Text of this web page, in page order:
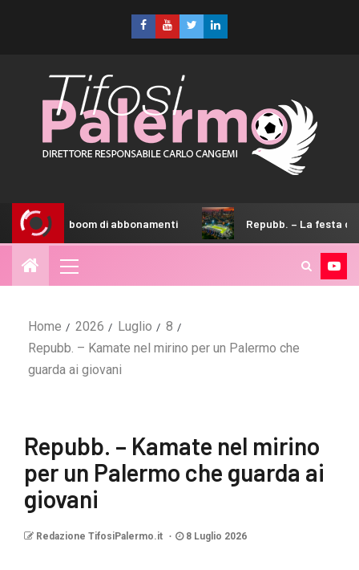
di abbonamenti Repubb. – La festa degli australiani
Home 2026 Luglio
8
Repubb. – Kamate nel mirino per un Palermo che
guarda ai giovani
Repubb. – Kamate nel mirino
per un Palermo che guarda ai
giovani
Redazione TifosiPalermo.it 8 Luglio 2026